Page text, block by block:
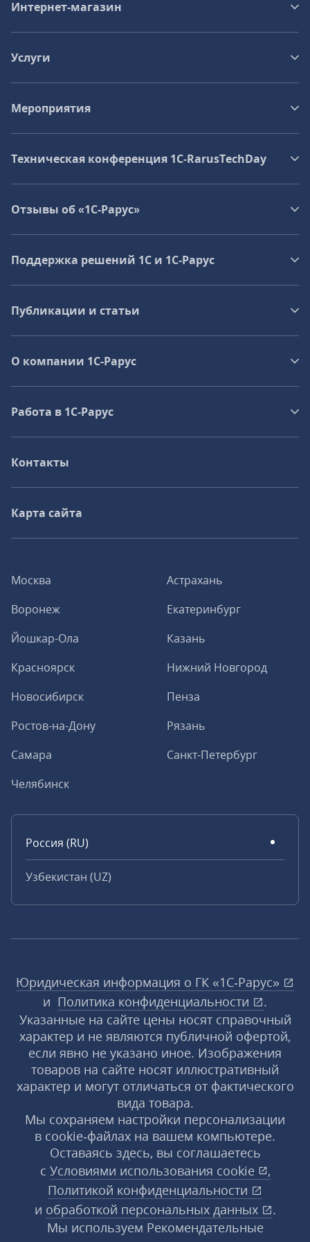
Москва
Астрахань
Воронеж
Екатеринбург
Йошкар-Ола
Казань
Красноярск
Нижний Новгород
Новосибирск
Пенза
Ростов-на-Дону
Рязань
Самара
Санкт-Петербург
Челябинск
Россия (RU)
Узбекистан (UZ)
Интернет-магазин
Услуги
Мероприятия
Техническая конференция 1C‑RarusTechDay
Отзывы об «1С-Рарус»
Поддержка решений 1С и 1С‑Рарус
Публикации и статьи
О компании 1C-Рарус
Работа в 1С‑Рарус
Контакты
Карта сайта
Юридическая информация о ГК «1С‑Рарус»
и Политика конфиденциальности
.
Указанные на сайте цены носят справочный
характер и не являются публичной офертой,
если явно не указано иное. Изображения
товаров на сайте носят иллюстративный
характер и могут отличаться от фактического
вида товара.
Мы сохраняем настройки персонализации
в cookie‑файлах на вашем компьютере.
Оставаясь здесь, вы соглашаетесь
с Условиями использования cookie
,
Политикой конфиденциальности
и обработкой персональных данных
.
Мы используем Рекомендательные